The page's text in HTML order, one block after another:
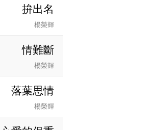
拚出名
楊榮輝
情難斷
楊榮輝
落葉思情
楊榮輝